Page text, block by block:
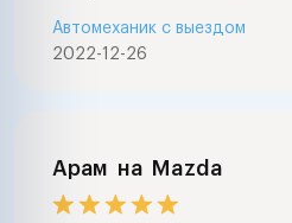
2022-12-26
Автомеханик с выездом
Арам на Mazda